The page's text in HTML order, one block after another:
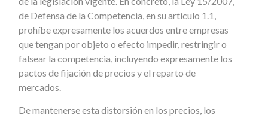
de Defensa de la Competencia, en su artículo 1.1,
prohíbe expresamente los acuerdos entre empresas
que tengan por objeto o efecto impedir, restringir o
falsear la competencia, incluyendo expresamente los
pactos de fijación de precios y el reparto de
mercados.
De mantenerse esta distorsión en los precios, los